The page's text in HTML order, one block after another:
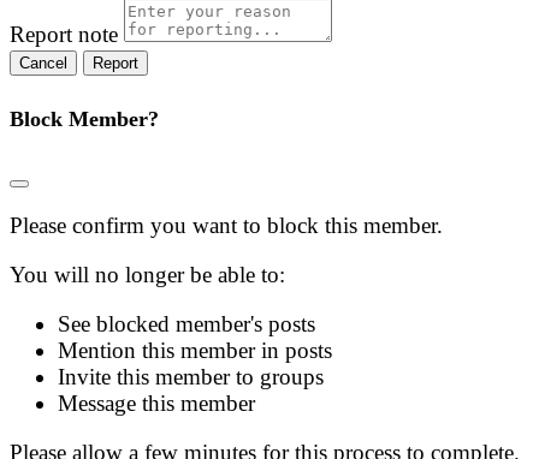
Report note
Report
Block Member?
Please confirm you want to block this member.
You will no longer be able to:
See blocked member's posts
Mention this member in posts
Invite this member to groups
Message this member
Please allow a few minutes for this process to complete.